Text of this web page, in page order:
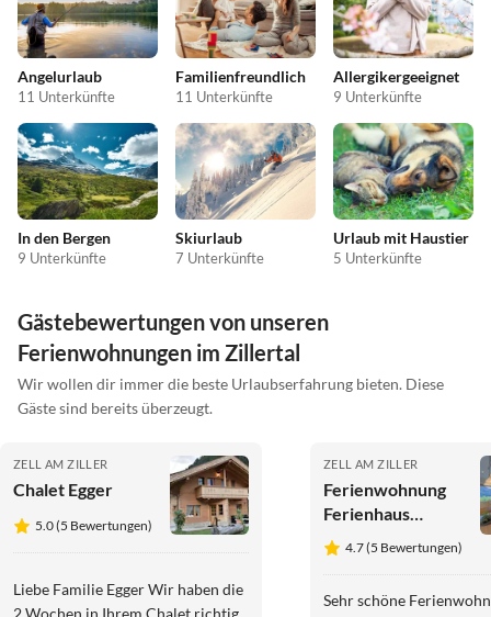
Angelurlaub
11 Unterkünfte
Familienfreundlich
11 Unterkünfte
Allergikergeeignet
9 Unterkünfte
In den Bergen
9 Unterkünfte
Skiurlaub
7 Unterkünfte
Urlaub mit Haustier
5 Unterkünfte
Gästebewertungen von unseren
Ferienwohnungen im Zillertal
Wir wollen dir immer die beste Urlaubserfahrung bieten. Diese
Gäste sind bereits überzeugt.
ZELL AM ZILLER
Chalet Egger
5.0 (5 Bewertungen)
Liebe Familie Egger Wir haben die
2 Wochen in Ihrem Chalet richtig
ZELL AM ZILLER
Ferienwohnung
Ferienhaus
Schweinberger
4.7 (5 Bewertungen)
Sehr schöne